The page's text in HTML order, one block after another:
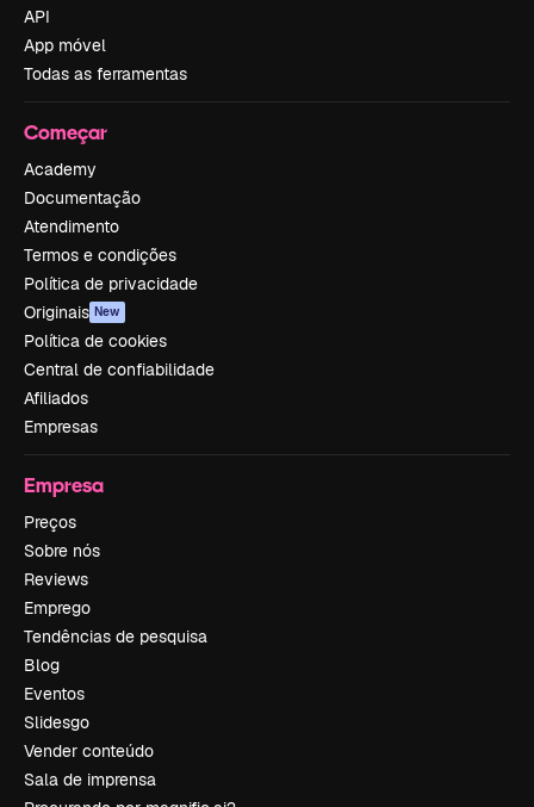
API
App móvel
Todas as ferramentas
Começar
Academy
Documentação
Atendimento
Termos e condições
Política de privacidade
Originais New
Política de cookies
Central de confiabilidade
Afiliados
Empresas
Empresa
Preços
Sobre nós
Reviews
Emprego
Tendências de pesquisa
Blog
Eventos
Slidesgo
Vender conteúdo
Sala de imprensa